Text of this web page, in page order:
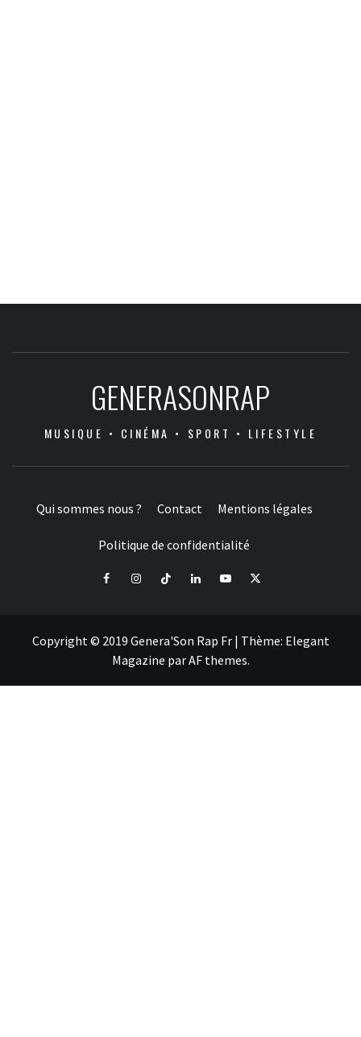
GENERASONRAP
MUSIQUE • CINÉMA • SPORT • LIFESTYLE
Qui sommes nous ? Contact Mentions légales
Politique de confidentialité
FacebookInstagramTiktok LinkedInYoutube
X
Copyright © 2019 Genera'Son Rap Fr | Thème: Elegant
Magazine parAF themes.